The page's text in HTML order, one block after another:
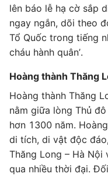
lên báo lễ hạ cờ sắp
ngay ngắn, dõi theo
Tổ Quốc trong tiếng
cháu hành quân’.
Hoàng thành Thăng
Hoàng thành Thăng
nằm giữa lòng Thủ
hơn 1300 năm.
di tích, di vật độc
Thăng Long – Hà
qua nhiều thời đại.